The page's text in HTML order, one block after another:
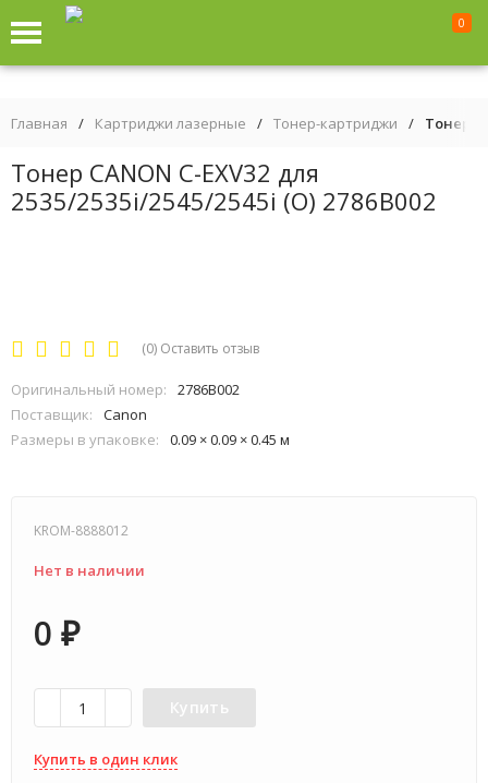
0
Главная / Картриджи лазерные / Тонер-картриджи / Тонер
Тонер CANON C-EXV32 для
2535/2535i/2545/2545i (O) 2786B002
(0) Оставить отзыв
Оригинальный номер:
2786B002
Поставщик:
Canon
Размеры в упаковке:
0.09 × 0.09 × 0.45 м
KROM-8888012
Нет в наличии
0 ₽
Купить
Купить в один клик